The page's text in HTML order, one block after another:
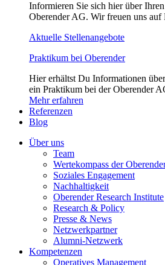
Informieren Sie sich hier über
Oberender AG. Wir freuen uns auf
Aktuelle Stellenangebote
Praktikum bei Oberender
Hier erhältst Du Informationen
ein Praktikum bei der Oberender
Mehr erfahren
Referenzen
Blog
Über uns
Team
Wertekompass der
Soziales Engagement
Nachhaltigkeit
Oberender Research Institute
Research & Policy
Presse & News
Netzwerkpartner
Alumni-Netzwerk
Kompetenzen
Operatives Management